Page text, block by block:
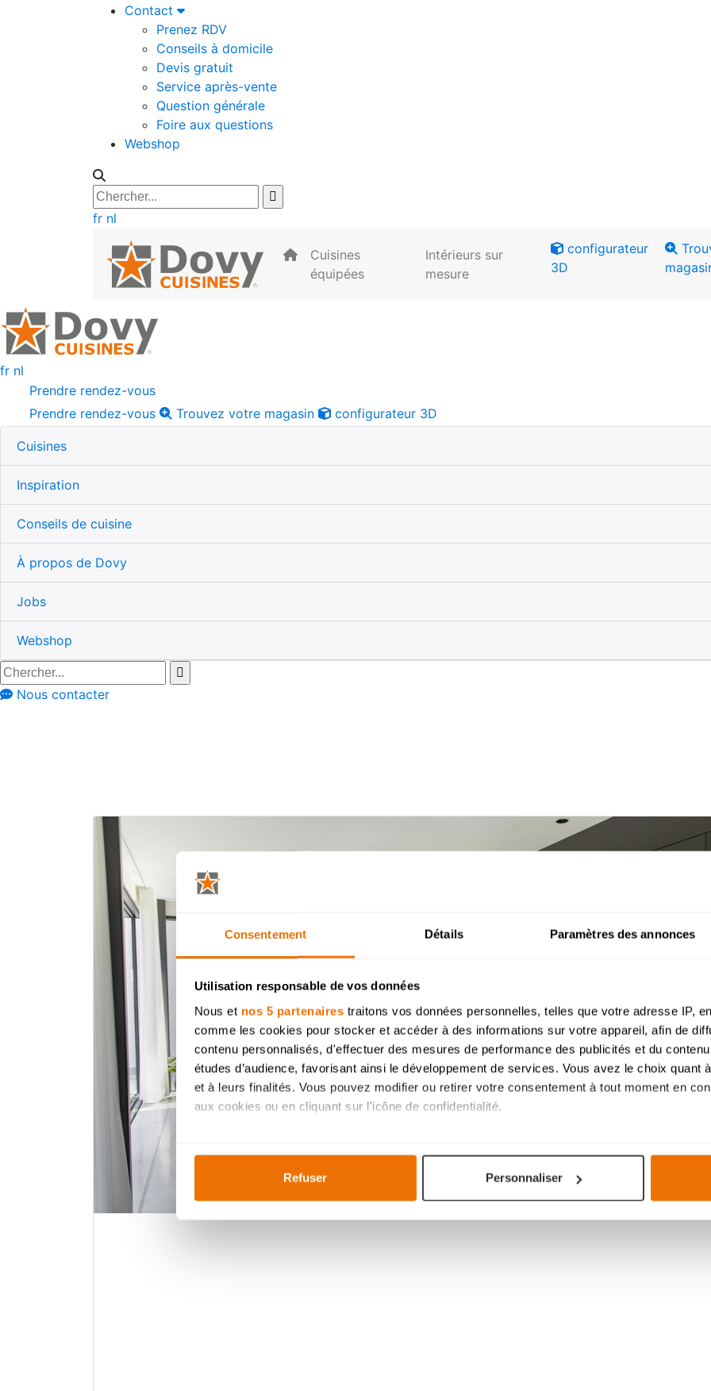
Consentement Détails Paramètres des annonces
Utilisation responsable de vos données
Nous et nos 5 partenaires traitons vos données personnelles, telles que votre adresse IP,
comme les cookies pour stocker et accéder à des informations sur votre appareil, afin de
contenu personnalisés, d'effectuer des mesures de performance des publicités et du
études d’audience, favorisant ainsi le développement de services. Vous avez le choix quant
et à leurs finalités. Vous pouvez modifier ou retirer votre consentement à tout moment en
aux cookies ou en cliquant sur l'icône de confidentialité.
Identifier votre appareil en l'analysant activement pour en relever les caractéristiques
digitales).
. Vous pouvez modifier ou retirer votre consentement à tout moment à partir de la
Refuser Personnaliser
Contact
Prenez RDV
Conseils à domicile
Devis gratuit
Service après-vente
Question générale
Foire aux questions
Webshop
fr nl
Cuisines
équipées
Intérieurs sur
mesure
configurateur
3D
fr nl
Prendre rendez-vous
Prendre rendez-vous
Trouvez votre magasin configurateur 3D
Cuisines
Inspiration
Conseils de cuisine
À propos de Dovy
Jobs
Webshop
Nous contacter
Conseils
10 astuces pour économiser l'énergie